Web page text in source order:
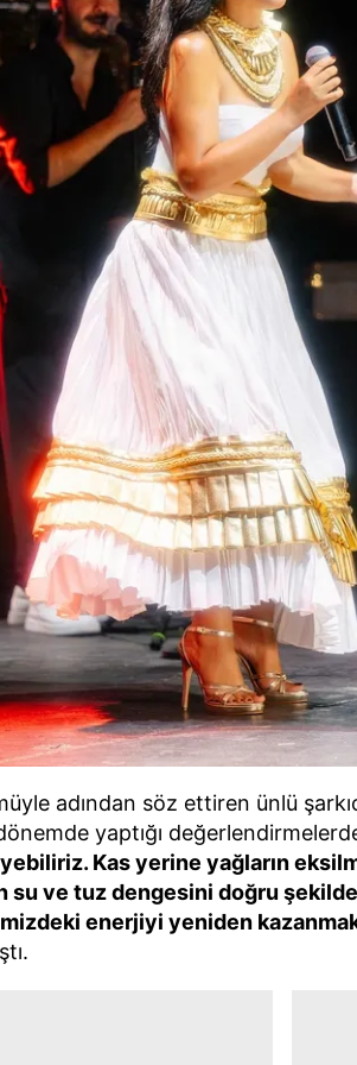
uygun olarak kullanılan çerezlerle
adından söz ettiren ünlü
yaptığı
Kas yerine yağların
su ve tuz dengesini doğru
enerjiyi yeniden